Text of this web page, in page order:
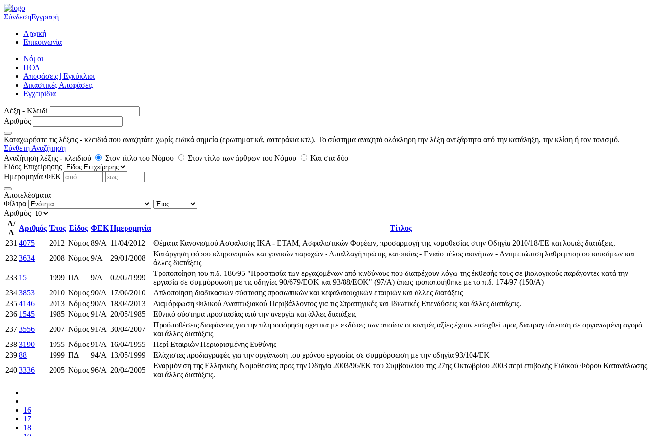
ΣύνδεσηΕγγραφή
Αρχική
Επικοινωνία
Νόμοι
ΠΟΛ
Αποφάσεις | Εγκύκλιοι
Δικαστικές Αποφάσεις
Εγχειρίδια
Λέξη - Κλειδί
Αριθμός
Καταχωρήστε τις λέξεις - κλειδιά που αναζητάτε χωρίς ειδικά σημεία (ερωτηματικά, αστεράκια κτλ). Το σύστημα αναζητά ολόκληρη την λέξη ανεξάρτητα από την κατάληξη, την κλίση ή τον τονισμό.
Σύνθετη Αναζήτηση
Αναζήτηση λέξης - κλειδιού
Στον τίτλο του Νόμου Στον τίτλο των άρθρων του Νόμου
Και στα δύο
Είδος Επιχείρησης
Ημερομηνία ΦΕΚ
Αποτελέσματα
Φίλτρα
Αριθμός
Α/
Α
Αριθμός Έτος Είδος ΦΕΚ Ημερομηνία
Τίτλος
231 4075 2012 Νόμος 89/Α 11/04/2012
Θέματα Κανονισμού Ασφάλισης ΙΚΑ - ΕΤΑΜ, Ασφαλιστικών Φορέων, προσαρμογή της νομοθεσίας στην Οδηγία 2010/18/ΕΕ και λοιπές διατάξεις.
232 3634 2008 Νόμος 9/Α 29/01/2008
Κατάργηση φόρου κληρονομιών και γονικών παροχών - Απαλλαγή πρώτης κατοικίας - Ενιαίο τέλος ακινήτων - Αντιμετώπιση λαθρεμπορίου καυσίμων και
άλλες διατάξεις
233 15 1999 ΠΔ 9/Α 02/02/1999
Tροποποίηση του π.δ. 186/95 "Προστασία των εργαζομένων από κινδύνους που διατρέχουν λόγω της έκθεσής τους σε βιολογικούς παράγοντες κατά την
εργασία σε συμμόρφωση με τις οδηγίες 90/679/EOK και 93/88/EOK" (97/A) όπως τροποποιήθηκε με το π.δ. 174/97 (150/Α)
234 3853 2010 Νόμος 90/Α 17/06/2010
Απλοποίηση διαδικασιών σύστασης προσωπικών και κεφαλαιουχικών εταιριών και άλλες διατάξεις
235 4146 2013 Νόμος 90/Α 18/04/2013
Διαμόρφωση Φιλικού Αναπτυξιακού Περιβάλλοντος για τις Στρατηγικές και Ιδιωτικές Επενδύσεις και άλλες διατάξεις.
236 1545 1985 Νόμος 91/Α 20/05/1985
Εθνικό σύστημα προστασίας από την ανεργία και άλλες διατάξεις
237 3556 2007 Νόμος 91/Α 30/04/2007
Προϋποθέσεις διαφάνειας για την πληροφόρηση σχετικά με εκδότες των οποίων οι κινητές αξίες έχουν εισαχθεί προς διαπραγμάτευση σε οργανωμένη αγορά
και άλλες διατάξεις
238 3190 1955 Νόμος 91/Α 16/04/1955
Περί Εταιριών Περιορισμένης Ευθύνης
239 88 1999 ΠΔ 94/Α 13/05/1999
Ελάχιστες προδιαγραφές για την οργάνωση του χρόνου εργασίας σε συμμόρφωση με την οδηγία 93/104/ΕΚ
240 3336 2005 Νόμος 96/Α 20/04/2005
Εναρμόνιση της Ελληνικής Νομοθεσίας προς την Οδηγία 2003/96/ΕΚ του Συμβουλίου της 27ης Οκτωβρίου 2003 περί επιβολής Ειδικού Φόρου Κατανάλωσης
και άλλες διατάξεις.
16
17
18